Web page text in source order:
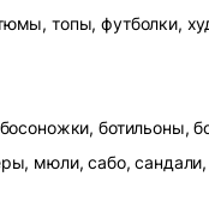
топы, футболки,
ботильоны,
мюли, сабо,